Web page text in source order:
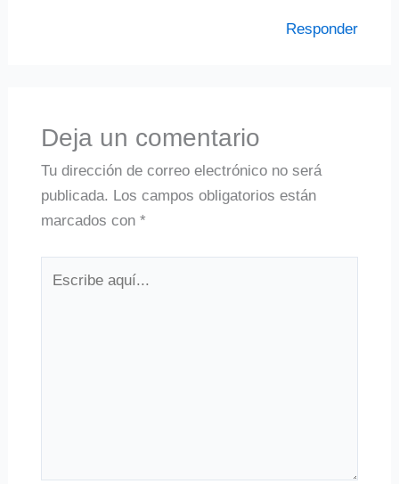
Responder
Deja un comentario
Tu dirección de correo electrónico no será
publicada. Los campos obligatorios están
marcados con *